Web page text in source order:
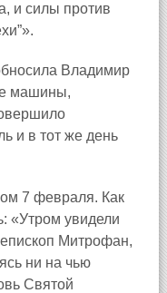
и силы против
Владимир
машины,
и в тот же день
7 февраля. Как
«Утром увидели
Митрофан,
ни на чью
Святой